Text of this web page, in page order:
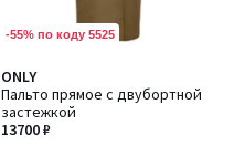
-55% по коду 5525
ONLY
Пальто прямое с двубортной
застежкой
13700 ₽
4,2
/ 5